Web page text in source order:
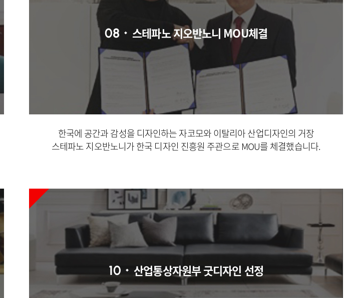
08 스테파노 지오반노니 MOU체결
한국에 공간과 감성을 디자인하는 자코모와이탈리아 산업디자인의 거장
스테파노 지오반노니가한국 디자인 진흥원 주관으로 MOU를 체결했습니다.
10 산업통상자원부 굿디자인 선정